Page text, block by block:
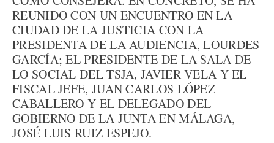
REUNIDO CON UN ENCUENTRO EN LA
CIUDAD DE LA JUSTICIA CON LA
PRESIDENTA DE LA AUDIENCIA, LOURDES
GARCÍA; EL PRESIDENTE DE LA SALA DE
LO SOCIAL DEL TSJA, JAVIER VELA Y EL
FISCAL JEFE, JUAN CARLOS LÓPEZ
CABALLERO Y EL DELEGADO DEL
GOBIERNO DE LA JUNTA EN MÁLAGA,
JOSÉ LUIS RUIZ ESPEJO.